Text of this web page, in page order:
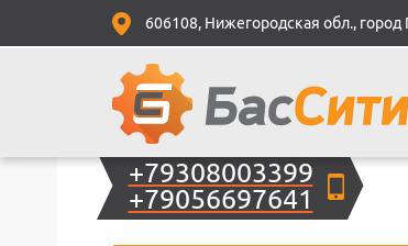
+79308003399
+79056697641
606108, Нижегородская обл., город